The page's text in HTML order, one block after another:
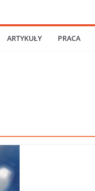
ARTYKUŁY PRACA